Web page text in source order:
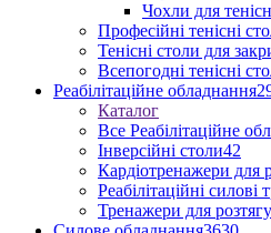
Чохли для
Професійні тенісні
Тенісні столи для
Всепогодні тенісні
Реабілітаційне обладнання
Каталог
Все Реабілітаційне
Інверсійні столи42
Кардіотренажери для
Реабілітаційні силові
Тренажери для